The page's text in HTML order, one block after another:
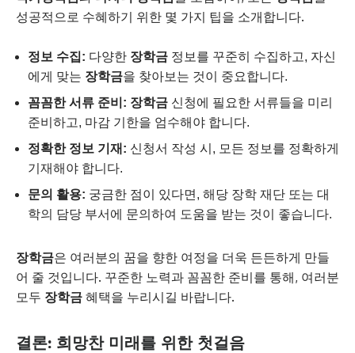
성공적으로 수혜하기 위한 몇 가지 팁을 소개합니다.
정보 수집: 다양한 장학금 정보를 꾸준히 수집하고, 자신
에게 맞는 장학금을 찾아보는 것이 중요합니다.
꼼꼼한 서류 준비: 장학금 신청에 필요한 서류들을 미리
준비하고, 마감 기한을 엄수해야 합니다.
정확한 정보 기재: 신청서 작성 시, 모든 정보를 정확하게
기재해야 합니다.
문의 활용: 궁금한 점이 있다면, 해당 장학 재단 또는 대
학의 담당 부서에 문의하여 도움을 받는 것이 좋습니다.
장학금은 여러분의 꿈을 향한 여정을 더욱 든든하게 만들
어 줄 것입니다. 꾸준한 노력과 꼼꼼한 준비를 통해, 여러분
모두 장학금 혜택을 누리시길 바랍니다.
결론: 희망찬 미래를 위한 첫걸음